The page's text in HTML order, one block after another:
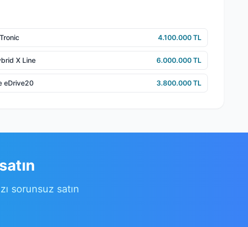
4.100.000 TL
X Line 6.000.000 TL
eDrive20 3.800.000 TL
sorunsuz satın